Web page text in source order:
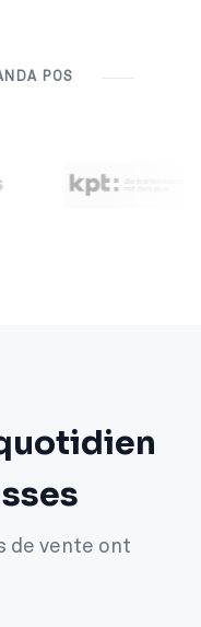
POS
de vente ont